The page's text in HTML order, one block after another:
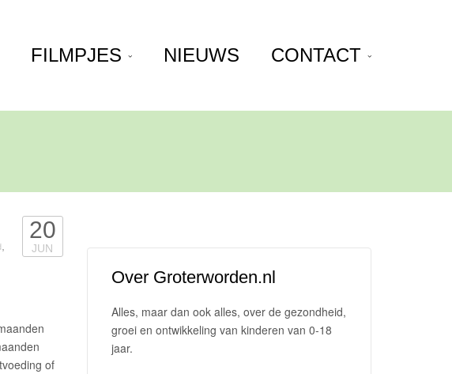
FILMPJES NIEUWS CONTACT
20
JUN
of
Over Groterworden.nl
Alles, maar dan ook alles, over de gezondheid,
groei en ontwikkeling van kinderen van 0-18
jaar.